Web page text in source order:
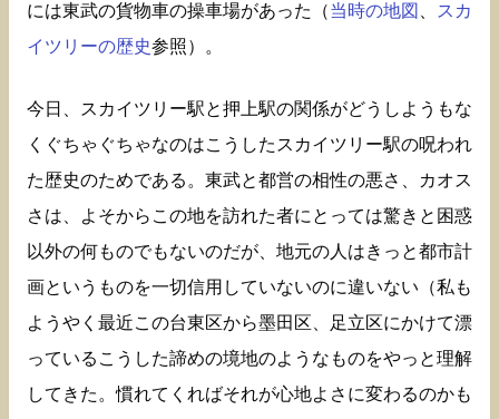
には東武の貨物車の操車場があった（当時の地図
スカ
イツリーの歴史参照）。
今日、スカイツリー駅と押上駅の関係がどうしようもな
くぐちゃぐちゃなのはこうしたスカイツリー駅の呪われ
た歴史のためである。東武と都営の相性の悪さ、カオス
さは、よそからこの地を訪れた者にとっては驚きと困惑
以外の何ものでもないのだが、地元の人はきっと都市計
画というものを一切信用していないのに違いない（私も
ようやく最近この台東区から墨田区、足立区にかけて漂
っているこうした諦めの境地のようなものをやっと理解
してきた。慣れてくればそれが心地よさに変わるのかも